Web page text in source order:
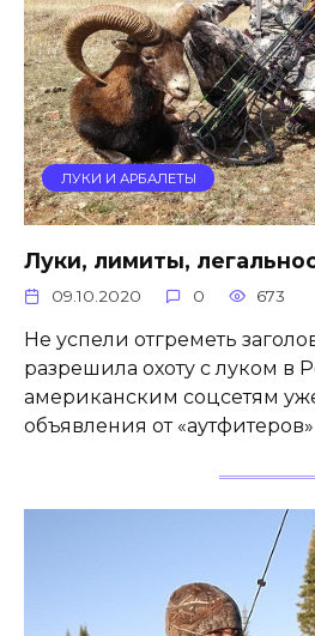
ЛУКИ И АРБАЛЕТЫ
Луки, лимиты,
09.10.2020 0 673
Не успели отгреметь
разрешила охоту с луком в
американским соцсетям
объявления от